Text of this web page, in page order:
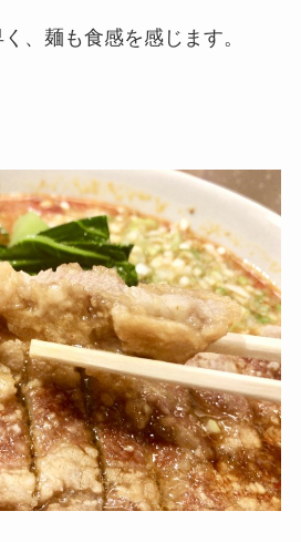
、麺も食感を感じます。